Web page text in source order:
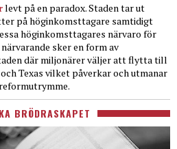
levt på en paradox. Staden tar ut
på höginkomsttagare samtidigt
höginkomsttagares närvaro för
sker en form av
där miljonärer väljer att flytta till
Texas vilket påverkar och utmanar
BRÖDRASKAPET